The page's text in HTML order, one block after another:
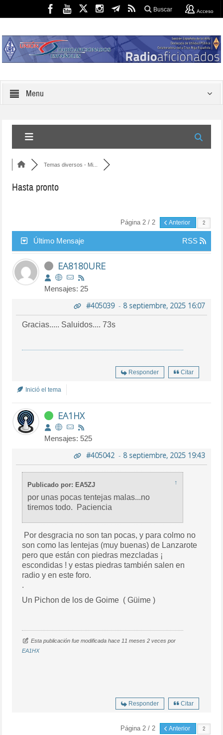
Buscar Acceso
Menu
Temas diversos - Mi...
Hasta pronto
Página 2 / 2 Anterior
Último Mensaje RSS
EA8180URE
Mensajes: 25
#405039- 8 septiembre, 2025 16:07
Gracias..... Saluidos.... 73s
Responder Citar
Inició el tema
EA1HX
Mensajes: 525
#405042- 8 septiembre, 2025 19:43
Publicado por: EA5ZJ ↑
por unas pocas tentejas malas...no
tiremos todo. Paciencia
Por desgracia no son tan pocas, y para colmo no
son como las lentejas (muy buenas) de Lanzarote
pero que están con piedras mezcladas ¡
escondidas ! y estas piedras también salen en
radio y en este foro.
.
Un Pichon de los de Goime ( Güime )
Esta publicación fue modificada hace 11 meses 2 veces por
EA1HX
Responder Citar
Página 2 / 2 Anterior